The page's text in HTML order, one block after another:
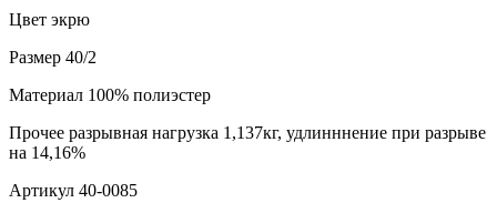
Цвет экрю
Размер 40/2
Материал 100% полиэстер
Прочее разрывная нагрузка 1,137кг, удлинннение при разрыве
на 14,16%
Артикул 40-0085